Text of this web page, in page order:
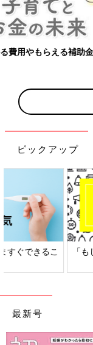
【ワクチン接種でき
ピックアップ
日本外来小児科学会
最新号